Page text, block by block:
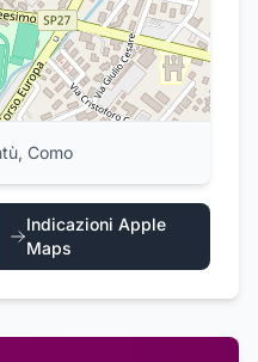
Como
Indicazioni Apple
Maps